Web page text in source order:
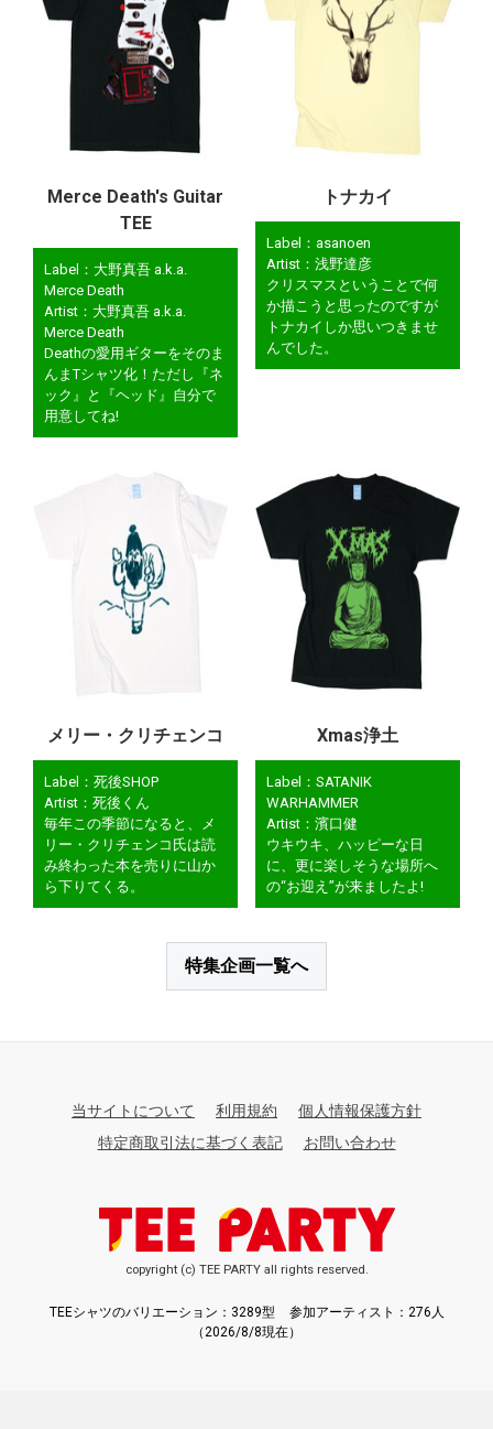
Merce Death's Guitar
TEE
Label：大野真吾 a.k.a.
Merce Death
Artist：大野真吾 a.k.a.
Merce Death
Deathの愛用ギターをそのま
んまTシャツ化！ただし『ネ
ック』と『ヘッド』自分で
用意してね!
トナカイ
Label：asanoen
Artist：浅野達彦
クリスマスということで何
か描こうと思ったのですが
トナカイしか思いつきませ
んでした。
メリー・クリチェンコ
Label：死後SHOP
Artist：死後くん
毎年この季節になると、メ
リー・クリチェンコ氏は読
み終わった本を売りに山か
ら下りてくる。
Xmas浄土
Label：SATANIK
WARHAMMER
Artist：濱口健
ウキウキ、ハッピーな日
に、更に楽しそうな場所へ
の“お迎え”が来ましたよ!
特集企画一覧へ
当サイトについて 利用規約
個人情報保護方針
特定商取引法に基づく表記
お問い合わせ
copyright (c) TEE PARTY all rights reserved.
TEEシャツのバリエーション：3289型
参加アーティスト：276人
（2026/8/8現在）